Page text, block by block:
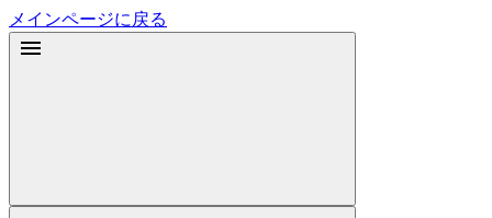
メインページに戻る